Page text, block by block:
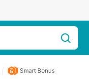
Smart Bonus